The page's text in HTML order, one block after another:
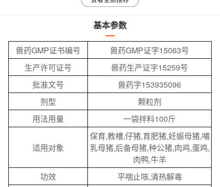
基本参数
兽药GMP证书编号
兽药GMP证字15063号
生产许可证号
兽药生产证字15259号
批准文号
兽药字153935096
剂型
颗粒剂
用法用量
一袋拌料100斤
适用对象
保育,教槽,仔猪,育肥猪,妊娠母猪,哺
乳母猪,后备母猪,种公猪,肉鸡,蛋鸡,
肉鸭,牛羊
功效
平喘止咳,清热解毒